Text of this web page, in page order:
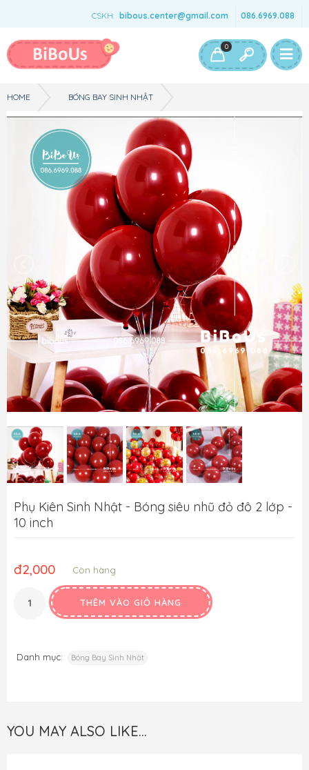
CSKH: bibous.center@gmail.com 086.6969.088
Bé Gái Bé Trai Đồ Chơi & Phụ Kiện 0
HOME BÓNG BAY SINH NHẬT
PHỤ KIÊN SINH NHẬT - BÓNG SIÊU NHŨ ĐỎ ĐÔ 2 LỚP - 10 INCH
Phụ Kiên Sinh Nhật - Bóng siêu nhũ đỏ đô 2 lớp -
10 inch
đ2,000 Còn hàng
THÊM VÀO GIỎ HÀNG
Danh mục: Bóng Bay Sinh Nhật
YOU MAY ALSO LIKE…